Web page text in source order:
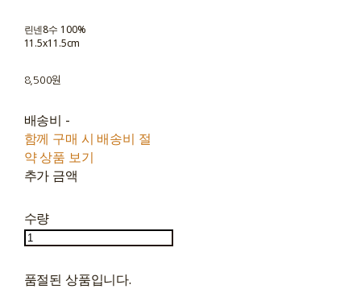
린넨8수 100%
11.5x11.5cm
8,500원
배송비 -
함께 구매 시 배송비 절
약 상품 보기
추가 금액
수량
품절된 상품입니다.